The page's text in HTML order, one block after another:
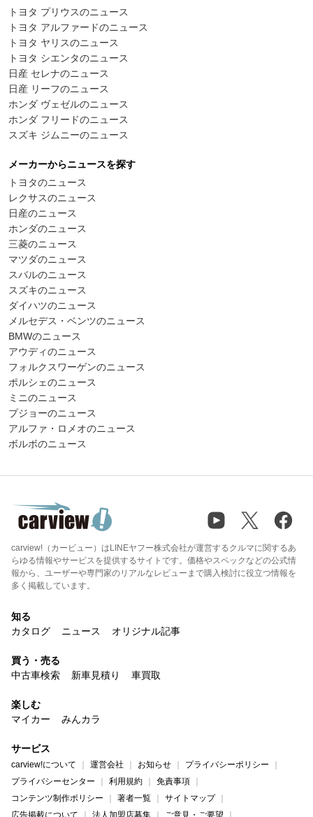
トヨタ プリウスのニュース
トヨタ アルファードのニュース
トヨタ ヤリスのニュース
トヨタ シエンタのニュース
日産 セレナのニュース
日産 リーフのニュース
ホンダ ヴェゼルのニュース
ホンダ フリードのニュース
スズキ ジムニーのニュース
メーカーからニュースを探す
トヨタのニュース
レクサスのニュース
日産のニュース
ホンダのニュース
三菱のニュース
マツダのニュース
スバルのニュース
スズキのニュース
ダイハツのニュース
メルセデス・ベンツのニュース
BMWのニュース
アウディのニュース
フォルクスワーゲンのニュース
ポルシェのニュース
ミニのニュース
プジョーのニュース
アルファ・ロメオのニュース
ボルボのニュース
carview!（カービュー）はLINEヤフー株式会社が運営するクルマに関するあ
らゆる情報やサービスを提供するサイトです。価格やスペックなどの公式情
報から、ユーザーや専門家のリアルなレビューまで購入検討に役立つ情報を
多く掲載しています。
知る
カタログ
ニュース オリジナル記事
買う・売る
中古車検索
新車見積り 車買取
楽しむ
マイカー
みんカラ
サービス
carview!について 運営会社 お知らせ
プライバシーポリシー
プライバシーセンター
利用規約
免責事項
コンテンツ制作ポリシー
著者一覧
サイトマップ
広告掲載について
法人加盟店募集 ご意見・ご要望